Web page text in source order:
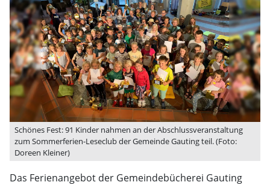
Schönes Fest: 91 Kinder nahmen an der Abschlussveranstaltung
zum Sommerferien-Leseclub der Gemeinde Gauting teil. (Foto:
Doreen Kleiner)
Das Ferienangebot der Gemeindebücherei Gauting